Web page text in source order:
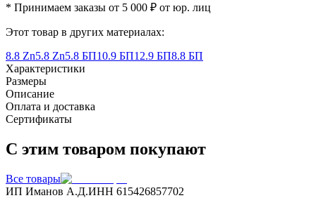
* Принимаем заказы от 5 000 ₽ от юр. лиц
Этот товар в других материалах:
8.8 Zn5.8 Zn5.8 БП10.9 БП12.9 БП8.8 БП
Характеристики
Размеры
Описание
Оплата и доставка
Сертификаты
С этим товаром покупают
Все товары
ИП Иманов А.Д.ИНН 615426857702